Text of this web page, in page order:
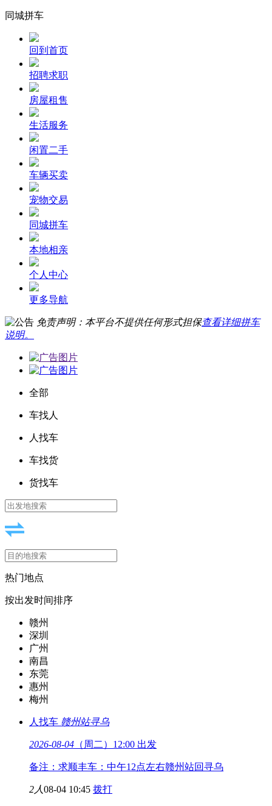
同城拼车
回到首页
招聘求职
房屋租售
生活服务
闲置二手
车辆买卖
宠物交易
同城拼车
本地相亲
个人中心
更多导航
免责声明：本平台不提供任何形式担保查看详细拼车
说明。
全部
车找人
人找车
车找货
货找车
热门地点
按出发时间排序
赣州
深圳
广州
南昌
东莞
惠州
梅州
人找车 赣州站寻乌
2026-08-04 （周二）12:00 出发
备注：求顺丰车：中午12点左右赣州站回寻乌
2人08-04 10:45 拨打